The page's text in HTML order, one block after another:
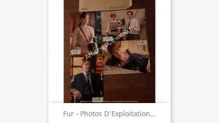
Fur - Photos D'Exploitation...